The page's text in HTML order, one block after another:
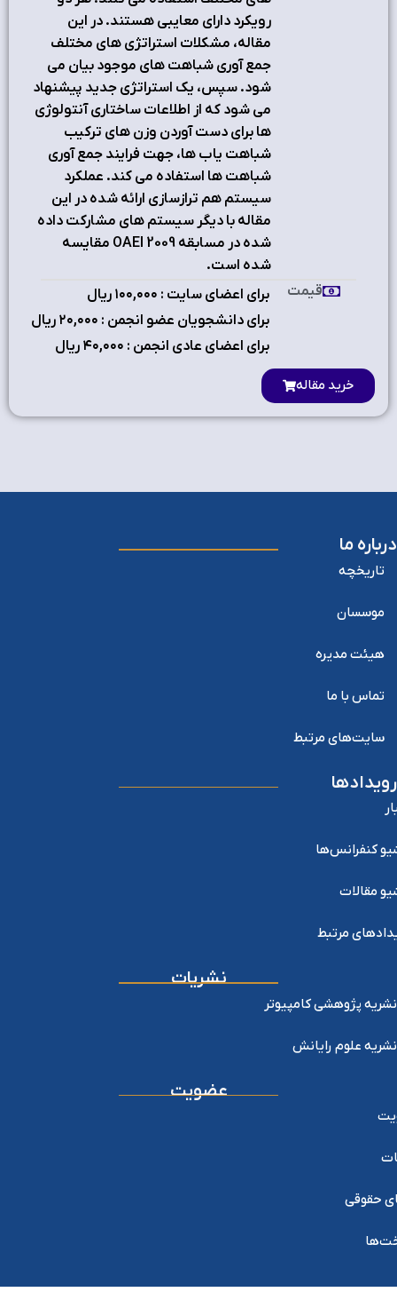
رویکرد دارای معایبی هستند. در این
مقاله، مشکلات استراتژی های مختلف
جمع آوری شباهت های موجود بیان می
شود. سپس، یک استراتژی جدید پیشنهاد
می شود که از اطلاعات ساختاری آنتولوژی
ها برای دست آوردن وزن های ترکیب
شباهت یاب ها، جهت فرایند جمع آوری
شباهت ها استفاده می کند. عملکرد
سیستم هم ترازسازی ارائه شده در این
مقاله با دیگر سیستم های مشارکت داده
شده در مسابقه 2009 OAEI مقایسه
شده است.
برای اعضای سایت : ۱٠٠,٠٠٠ ریال
برای دانشجویان عضو انجمن : ۲٠,٠٠٠ ریال
برای اعضای عادی انجمن : ۴٠,٠٠٠ ریال
قیمت
خرید مقاله
درباره ما
تاریخچه
موسسان
هیئت مدیره
تماس با ما
سایت‌های مرتبط
رویدادها
کنفرانس‌ها
مقالات
مرتبط
نشریات
نشریه پژوهشی کامپیوتر
نشریه علوم رایانش
عضویت
حقوقی